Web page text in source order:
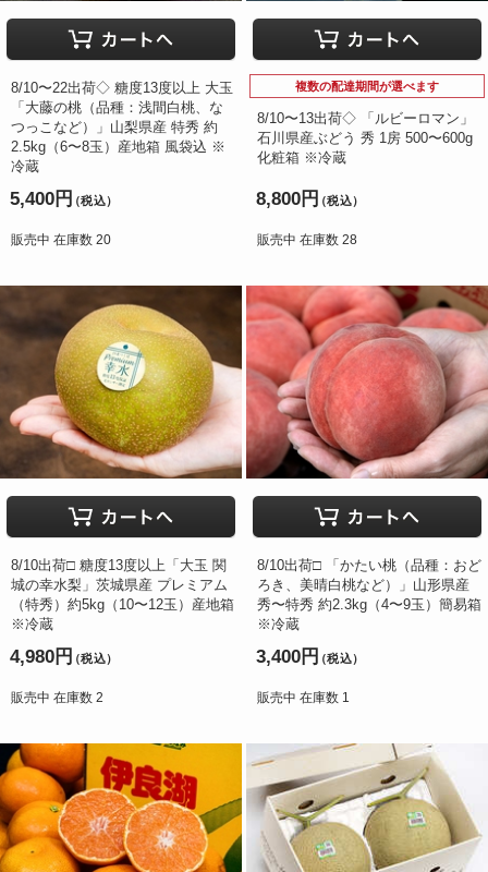
8/10〜22出荷◇ 糖度13度以上 大玉
「大藤の桃（品種：浅間白桃、な
つっこなど）」山梨県産 特秀 約
2.5kg（6〜8玉）産地箱 風袋込 ※
冷蔵
5,400円（税込）
販売中 在庫数 20
複数の配達期間が選べます
8/10〜13出荷◇ 「ルビーロマン」
石川県産ぶどう 秀 1房 500〜600g
化粧箱 ※冷蔵
8,800円（税込）
販売中 在庫数 28
8/10出荷□ 糖度13度以上「大玉 関
城の幸水梨」茨城県産 プレミアム
（特秀）約5kg（10〜12玉）産地箱
※冷蔵
4,980円（税込）
販売中 在庫数 2
8/10出荷□ 「かたい桃（品種：おど
ろき、美晴白桃など）」山形県産
秀〜特秀 約2.3kg（4〜9玉）簡易箱
※冷蔵
3,400円（税込）
販売中 在庫数 1